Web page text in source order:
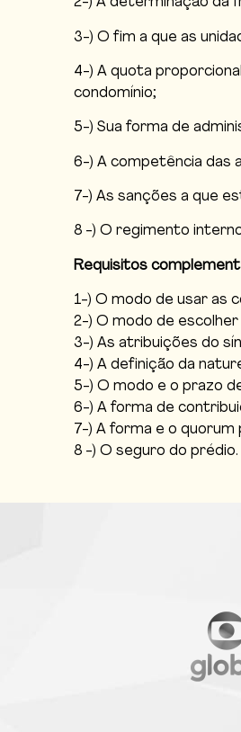
3-) O fim a que as
4-) A quota
condomínio;
5-) Sua forma de
6-) A competência das
7-) As sanções a que
8 -) O regimento
Requisitos
1-) O modo de usar as
2-) O modo de escolher
3-) As atribuições do
4-) A definição da
5-) O modo e o prazo
6-) A forma de
7-) A forma e o
8 -) O seguro do prédio.